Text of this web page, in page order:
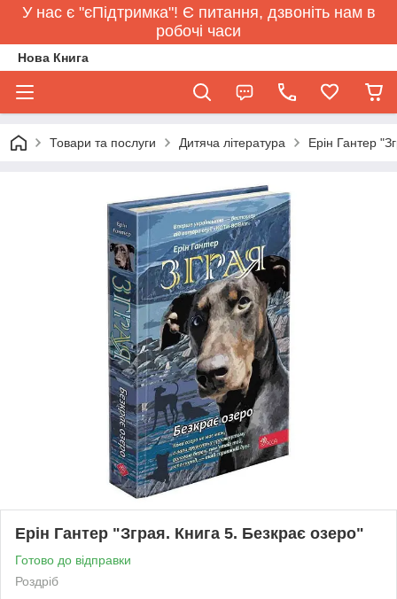
У нас є "єПідтримка"! Є питання, дзвоніть нам в
робочі часи
Нова Книга
Товари та послуги Дитяча література Ерін Гантер
Ерін Гантер "Зграя. Книга 5. Безкрає озеро"
Готово до відправки
Роздріб